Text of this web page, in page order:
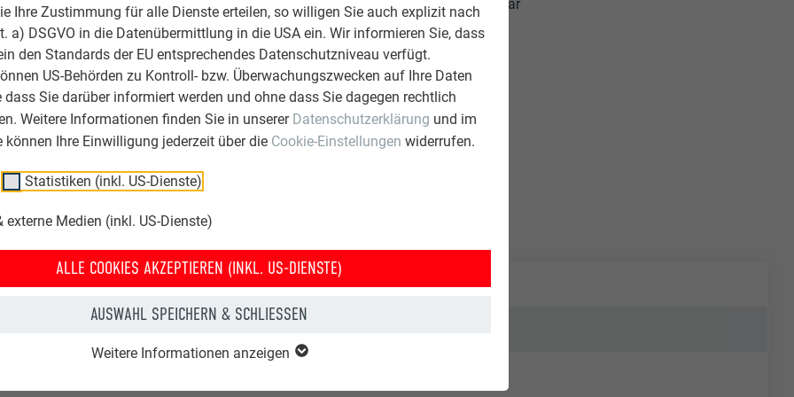
Ihre Zustimmung für alle Dienste erteilen, so willigen Sie auch explizit nach
a) DSGVO in die Datenübermittlung in die USA ein. Wir informieren Sie, dass
den Standards der EU entsprechendes Datenschutzniveau verfügt.
US-Behörden zu Kontroll- bzw. Überwachungszwecken auf Ihre Daten
dass Sie darüber informiert werden und ohne dass Sie dagegen rechtlich
Weitere Informationen finden Sie in unserer Datenschutzerklärung und im
können Ihre Einwilligung jederzeit über die Cookie-Einstellungen widerrufen.
Statistiken (inkl. US-Dienste)
externe Medien (inkl. US-Dienste)
ALLE COOKIES AKZEPTIEREN (INKL. US-DIENSTE)
AUSWAHL SPEICHERN & SCHLIESSEN
Weitere Informationen anzeigen
das Unternehmen mit seinen Aufgaben und mit Aluminium. Auch Lars Herzog war
des Galerie-Hauses angetan. Souverän setzte der Techniker und Projektleiter
bereits in der Planungsphase die geforderten Vorgaben in die Praxis um.
von PREFA-Lehrverleger Benjamin Wilde und Fachberater Norbert Zolg.
der Maurer Metalltechnik GmbH & Co KG optimierten die
an Rinnen- und Übergangsdetails sowie an den zahlreichen Grat- und
Prof. Dipl.-Ing Georg Sahner; BDA, Stuttgart